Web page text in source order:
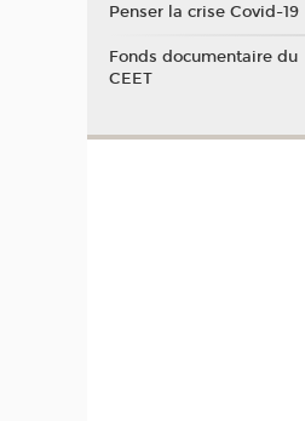
Penser la crise Covid-19
Fonds documentaire du
CEET